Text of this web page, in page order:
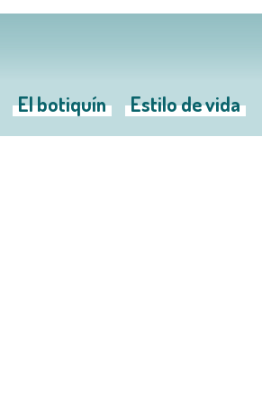
El botiquín Estilo de vida